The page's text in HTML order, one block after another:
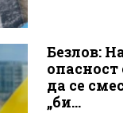
Безлов:
да се
„би...